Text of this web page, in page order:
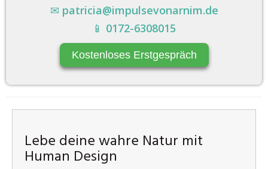
✉ patricia@impulsevonarnim.de
📱 0172-6308015
Kostenloses Erstgespräch
Lebe deine wahre Natur mit
Human Design